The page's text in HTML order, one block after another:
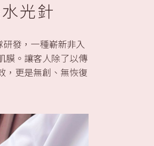
光針
發，一種嶄新非入
膜。讓客人除了以傳
，更是無創、無恢復